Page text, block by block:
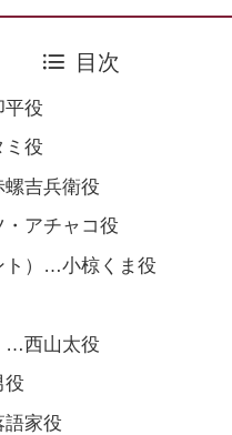
目次
役
役
吉兵衛役
アチャコ役
ト）…小椋くま役
…西山太役
役
家役